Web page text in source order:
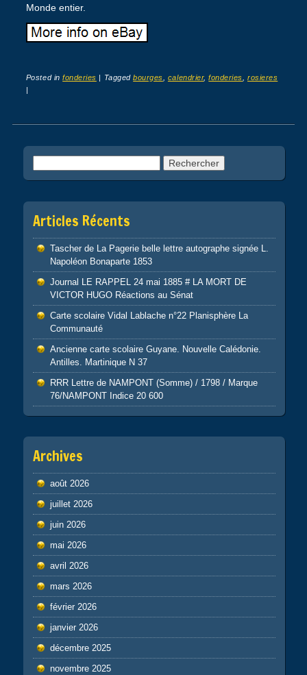
Monde entier.
Posted infonderies Taggedbourges, calendrier,fonderies,rosieres
Post navigation
Articles Récents
Tascher de La Pagerie belle lettre autographe signée L.
Napoléon Bonaparte 1853
Journal LE RAPPEL 24 mai 1885 # LA MORT DE
VICTOR HUGO Réactions au Sénat
Carte scolaire Vidal Lablache n°22 Planisphère La
Communauté
Ancienne carte scolaire Guyane. Nouvelle Calédonie.
Antilles. Martinique N 37
RRR Lettre de NAMPONT (Somme) / 1798 / Marque
76/NAMPONT Indice 20 600
Archives
août 2026
juillet 2026
juin 2026
mai 2026
avril 2026
mars 2026
février 2026
janvier 2026
décembre 2025
novembre 2025